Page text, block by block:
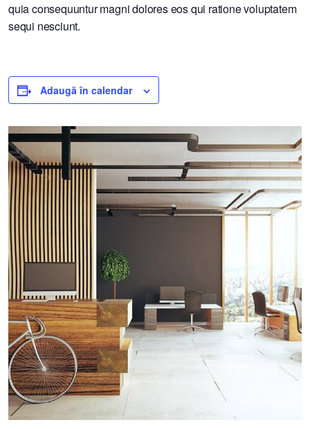
quia consequuntur magni dolores eos qui ratione voluptatem
sequi nesciunt.
Adaugă în calendar